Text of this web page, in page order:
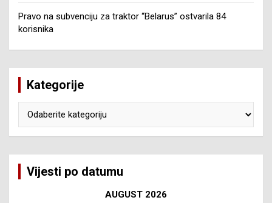
Pravo na subvenciju za traktor “Belarus” ostvarila 84
korisnika
Kategorije
Vijesti po datumu
AUGUST 2026